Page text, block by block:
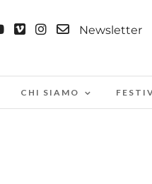
Newsletter
CHI SIAMO